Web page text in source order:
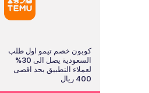
كوبون خصم تيمو اول طلب
السعودية يصل الى 30%
لعملاء التطبيق بحد اقصى
400 ريال